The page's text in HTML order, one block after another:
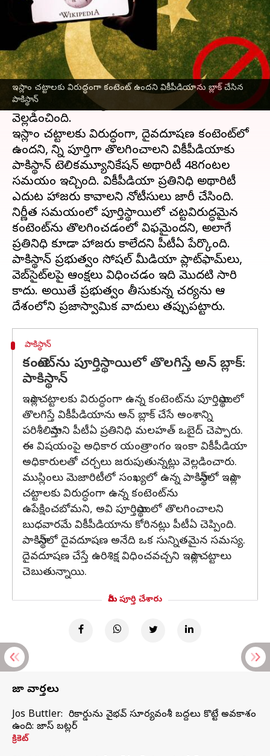
ఇస్లాం చట్టాలకు విరుద్ధంగా కంటెంట్ ఉందని వికీపీడియాను బ్లాక్ చేసిన
పాకిస్థాన్
Stalin Feb 04, 2023 01:58 pm
ఈ వార్తాకథనం ఏంటి
దాయాది దేశంపాకిస్థాన్వికీపీడియాను బ్లాక్ చేసింది.
చట్టవిరుద్ధమైన కంటెంట్ ఉన్నందునే బ్యాన్ చేస్తున్నట్లు
పాకిస్థాన్ టెలికమ్యూనికేషన్ అథారిటీ(పీటీఏ)
వెల్లడించింది.
ఇస్లాం చట్టాలకు విరుద్ధంగా, దైవదూషణ కంటెంట్‌లో
ఉందని, దాన్ని పూర్తిగా తొలగించాలని వికీపీడియాకు
పాకిస్థాన్ టెలికమ్యూనికేషన్ అథారిటీ 48గంటల
సమయం ఇచ్చింది. వికీపీడియా ప్రతినిధి అథారిటీ
ఎదుట హాజరు కావాలని నోటీసులు జారీ చేసింది.
నిర్ణీత సమయంలో పూర్తిస్థాయిలో చట్టవిరుద్ధమైన
కంటెంట్‌ను తొలగించడంలో విఫమైందని, అలాగే
ప్రతినిధి కూడా హాజరు కాలేదని పీటీఏ పేర్కొంది.
పాకిస్థాన్ ప్రభుత్వం సోషల్ మీడియా ప్లాట్‌ఫామ్‌లు,
వెబ్‌సైట్‌లపై ఆంక్షలు విధించడం ఇది మొదటి సారి
కాదు. అయితే ప్రభుత్వం తీసుకున్న చర్యను ఆ
పాకిస్థాన్
కంటెంట్‌ను పూర్తిస్థాయిలో తొలగిస్తే అన్ బ్లాక్:
పాకిస్థాన్
ఇస్లాం చట్టాలకు విరుద్ధంగా ఉన్న కంటెంట్‌ను పూర్తిస్థాయిలో
తొలగిస్తే వికీపీడియాను అన్ బ్లాక్ చేసే అంశాన్ని
పరిశీలిస్తామని పీటీఏ ప్రతినిధి మలహత్ ఒబైద్ చెప్పారు.
ఈ విషయంపై అధికార యంత్రాంగం ఇంకా వికీపీడియా
అధికారులతో చర్చలు జరుపుతున్నట్లు వెల్లడించారు.
ముస్లింలు మెజారిటీలో సంఖ్యలో ఉన్న పాకిస్థాన్‌లో ఇస్లాం
చట్టాలకు విరుద్ధంగా ఉన్న కంటెంట్‌ను
ఉపేక్షించబోమని, అవి పూర్తిస్థాయిలో తొలగించాలని
బుధవారమే వికీపీడియాను కోరినట్లు పీటీఏ చెప్పింది.
పాకిస్థాన్‌లో దైవదూషణ అనేది ఒక సున్నితమైన సమస్య.
దైవదూషణ చేస్తే ఉరిశిక్ష విధించవచ్చని ఇస్లాం చట్టాలు
చెబుతున్నాయి.
మీరు పూర్తి చేశారు
తాజా వార్తలు
Jos Buttler: నా రికార్డును వైభవ్ సూర్యవంశీ బద్దలు కొట్టే అవకాశం
ఉంది: జాస్ బట్లర్
క్రికెట్